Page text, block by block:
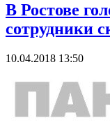
В Ростове
сотрудники
10.04.2018 13:50